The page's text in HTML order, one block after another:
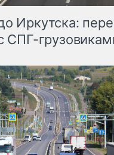
Иркутска:
СПГ-